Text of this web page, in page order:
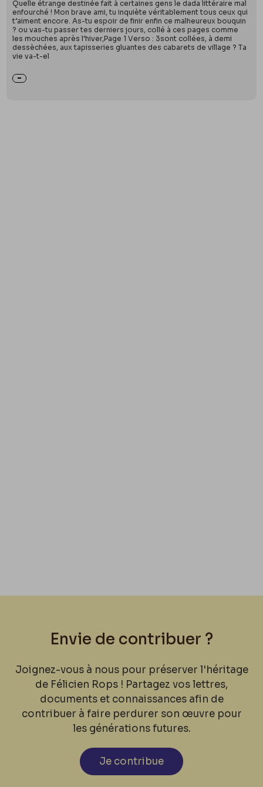
Quelle étrange destinée fait à certaines gens le dada littéraire mal
enfourché ! Mon brave ami, tu inquiète véritablement tous ceux qui
t’aiment encore. As-tu espoir de finir enfin ce malheureux bouquin
? ou vas-tu passer tes derniers jours, collé à ces pages comme
les mouches après l’hiver,Page 1 Verso : 3sont collées, à demi
dessèchées, aux tapisseries gluantes des cabarets de village ? Ta
vie va-t-el
Envie de contribuer ?
Joignez-vous à nous pour préserver l'héritage
de Félicien Rops ! Partagez vos lettres,
documents et connaissances afin de
contribuer à faire perdurer son œuvre pour
les générations futures.
Je contribue